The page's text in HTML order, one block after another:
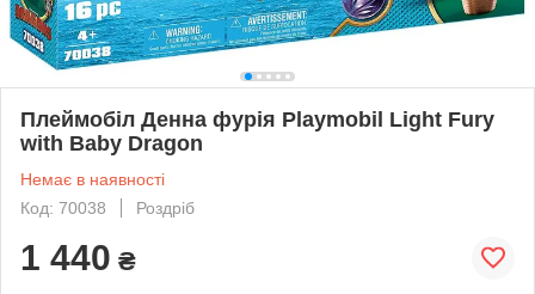
Плеймобіл Денна фурія Playmobil Light Fury
with Baby Dragon
Немає в наявності
Код: 70038
Роздріб
1 440 ₴